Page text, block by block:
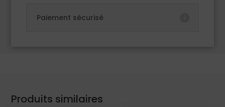
Paiement sécurisé
Produits similaires